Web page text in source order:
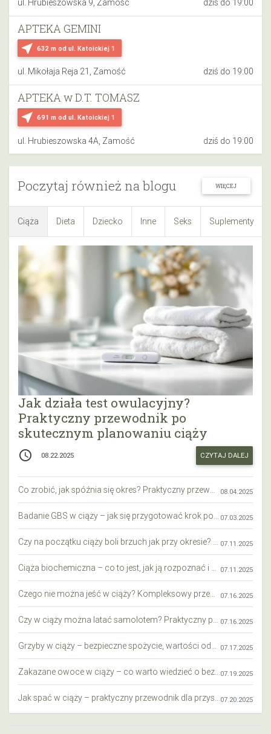
ul. Hrubieszowska 9, Zamość dziś do 19:00
near_me 632 m od ul. Katoickiej 1
APTEKA GEMINI
ul. Mikołaja Reja 21, Zamość dziś do 19:00
near_me 691 m od ul. Katoickiej 1
APTEKA w D.T. TOMASZ
ul. Hrubieszowska 4A, Zamość dziś do 19:00
Poczytaj również na blogu WIĘCEJ
Ciąża Dieta Dziecko Inne Seks Suplementy
Jak działa test owulacyjny?
Praktyczny przewodnik po
skutecznym planowaniu ciąży
access_time 08.22.2025 CZYTAJ DALEJ
08.04.2025
07.03.2025
07.11.2025
07.11.2025
07.16.2025
07.16.2025
07.17.2025
07.19.2025
07.20.2025